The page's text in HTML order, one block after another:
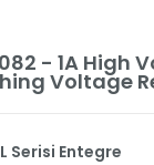
- 1A High
Voltage
L Serisi Entegre